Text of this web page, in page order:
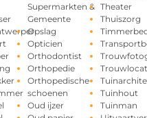
Supermarkten &
Gemeente
Opslag
Opticien
Orthodontist
Orthopedie
Orthopedische
schoenen
Oud ijzer
Theater
Thuiszorg
Tuinhout
Tuinman